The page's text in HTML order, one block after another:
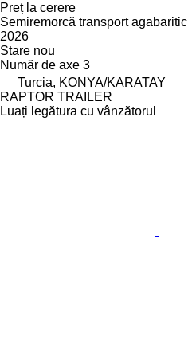
Preț la cerere
Semiremorcă transport agabaritic
2026
Stare nou
Număr de axe 3
Turcia, KONYA/KARATAY
RAPTOR TRAILER
Luați legătura cu vânzătorul